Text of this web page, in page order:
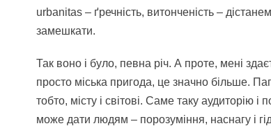
urbanitas – ґречність, витонченість –
замешкати.
Так воно і було, певна річ. А проте, мені
просто міська пригода, це значно більше.
тобто, місту і світові. Саме таку аудиторію
може дати людям – порозуміння, наснагу і